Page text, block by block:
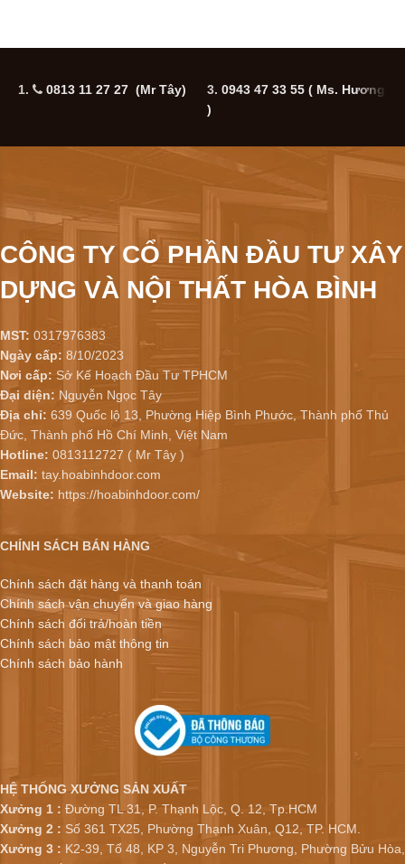
1. 0813 11 27 27 (Mr Tây) 3. 0943 47 33 55 ( Ms. Hương
)
CÔNG TY CỔ PHẦN ĐẦU TƯ XÂY
DỰNG VÀ NỘI THẤT HÒA BÌNH
MST: 0317976383
Ngày cấp: 8/10/2023
Nơi cấp: Sở Kế Hoạch Đầu Tư TPHCM
Đại diện: Nguyễn Ngọc Tây
Địa chỉ: 639 Quốc lộ 13, Phường Hiệp Bình Phước, Thành phố Thủ
Đức, Thành phố Hồ Chí Minh, Việt Nam
Hotline: 0813112727 ( Mr Tây )
Email: tay.hoabinhdoor.com
Website: https://hoabinhdoor.com/
CHÍNH SÁCH BÁN HÀNG
Chính sách đặt hàng và thanh toán
Chính sách vận chuyển và giao hàng
Chính sách đổi trả/hoàn tiền
Chính sách bảo mật thông tin
Chính sách bảo hành
HỆ THỐNG XƯỞNG SẢN XUẤT
Xưởng 1 : Đường TL 31, P. Thạnh Lộc, Q. 12, Tp.HCM
Xưởng 2 : Số 361 TX25, Phường Thạnh Xuân, Q12, TP. HCM.
Xưởng 3 : K2-39, Tổ 48, KP 3, Nguyễn Tri Phương, Phường Bửu Hòa,